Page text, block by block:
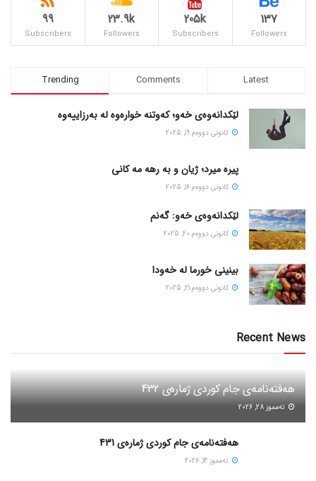
137
Followers
205k
Subscribers
23.9k
Followers
99
Subscribers
Trending Comments Latest
لێکدانەوەی خەو؛ کەوتنە خوارەوە لە بەرزاییەوە
كانونی دووه‌م 19, 2025
پیره میرد؛ ژیان و به رهه مه کانی
كانونی دووه‌م 16, 2025
لێکدانەوەی خەو: گەنم
كانونی دووه‌م 20, 2025
بینینی خورما لە خەودا
كانونی دووه‌م 21, 2025
Recent News
هەفتەنامەی جام کوردی ژمارەی 432
ته‌مموز 28, 2026
هەفتەنامەی جام کوردی ژمارەی 431
ته‌مموز 14, 2026